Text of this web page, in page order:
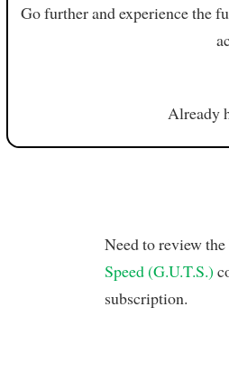
Go further and experience the
Already
Need to review
Speed (G.U.T.S.)
subscription.